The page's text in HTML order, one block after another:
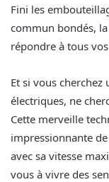
Fini les
commun bondés,
répondre à tous
Et si vous
électriques, ne
Cette merveille
impressionnante
avec sa vitesse
vous à vivre des